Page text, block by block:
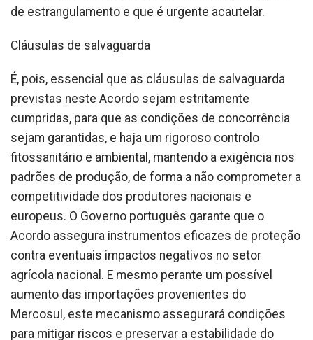
de estrangulamento e que é urgente acautelar.
Cláusulas de salvaguarda
É, pois, essencial que as cláusulas de salvaguarda
previstas neste Acordo sejam estritamente
cumpridas, para que as condições de concorrência
sejam garantidas, e haja um rigoroso controlo
fitossanitário e ambiental, mantendo a exigência nos
padrões de produção, de forma a não comprometer a
competitividade dos produtores nacionais e
europeus. O Governo português garante que o
Acordo assegura instrumentos eficazes de proteção
contra eventuais impactos negativos no setor
agrícola nacional. E mesmo perante um possível
aumento das importações provenientes do
Mercosul, este mecanismo assegurará condições
para mitigar riscos e preservar a estabilidade do